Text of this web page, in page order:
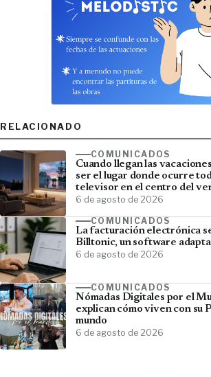
RELACIONADO
COMUNICADOS
Cuando llegan las
ser el lugar donde ocurre
televisor en el centro del
6 de agosto de 2026
COMUNICADOS
La facturación electrónica
Billtonic, un software
6 de agosto de 2026
COMUNICADOS
Nómadas Digitales por el
explican cómo viven con su
mundo
6 de agosto de 2026